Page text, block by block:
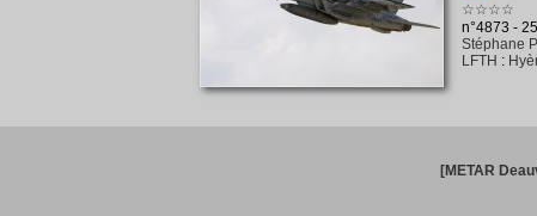
☆☆☆☆
n°4873 -
Stéphane
LFTH :
[METAR